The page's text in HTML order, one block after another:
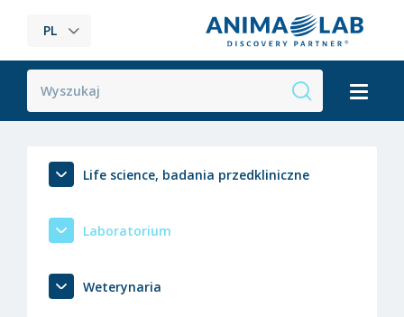
PL
Life science, badania przedkliniczne
Laboratorium
Weterynaria